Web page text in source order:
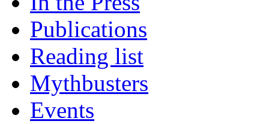
Publications
Reading list
Mythbusters
Events